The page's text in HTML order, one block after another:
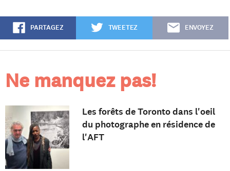
PARTAGEZ TWEETEZ ENVOYEZ
Ne manquez pas!
Les forêts de Toronto dans l'oeil
du photographe en résidence de
l'AFT